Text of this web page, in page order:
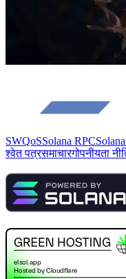
SWQoSSolana RPC
श्वेत पत्रसमाचारगोपनीयता